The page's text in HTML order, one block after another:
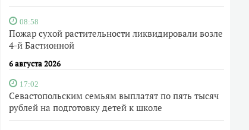
08:58
Пожар сухой растительности ликвидировали возле
4-й Бастионной
6 августа 2026
17:02
Севастопольским семьям выплатят по пять тысяч
рублей на подготовку детей к школе